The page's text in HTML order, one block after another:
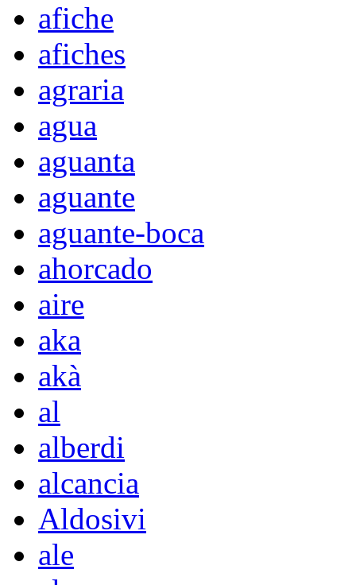
afiche
afiches
agraria
agua
aguanta
aguante
aguante-boca
ahorcado
aire
aka
akà
al
alberdi
alcancia
Aldosivi
ale